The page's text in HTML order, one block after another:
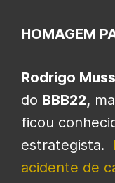
HOMAGEM
Rodrigo
do BBB22,
ficou
estrategista.
acidente de